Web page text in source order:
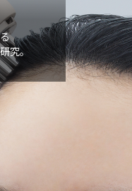
究。